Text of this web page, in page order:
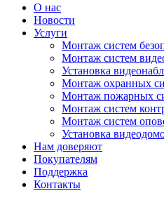
О нас
Новости
Услуги
Монтаж систем
Монтаж систем
Установка
Монтаж охранных
Монтаж пожарных
Монтаж систем
Монтаж систем
Установка
Нам доверяют
Покупателям
Поддержка
Контакты